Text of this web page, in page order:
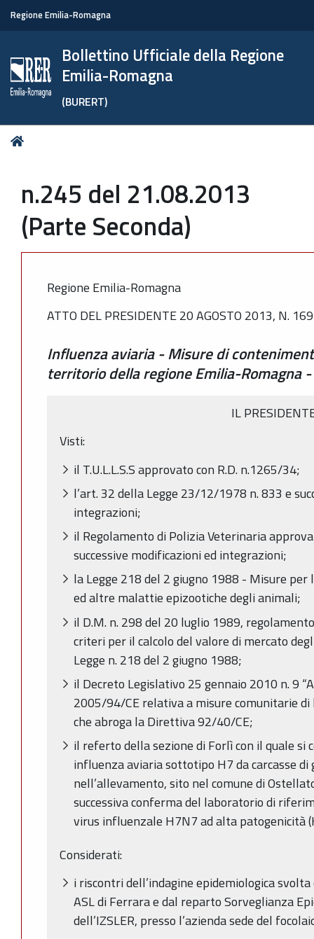
Regione Emilia-Romagna
Bollettino Ufficiale della Regione
Emilia-Romagna
(BURERT)
Tu
n.245 del 21.08.2013
(Parte Seconda)
Regione Emilia-Romagna
ATTO DEL PRESIDENTE 20 AGOSTO 2013, N. 169
Influenza aviaria - Misure di
territorio della regione Emilia-Romagna
IL
Visti:
il T.U.L.L.S.S approvato con R.D. n.1265/34;
l’art. 32 della Legge 23/12/1978 n. 833 e
integrazioni;
il Regolamento di Polizia Veterinaria
successive modificazioni ed integrazioni;
la Legge 218 del 2 giugno 1988 - Misure
ed altre malattie epizootiche degli animali;
il D.M. n. 298 del 20 luglio 1989,
criteri per il calcolo del valore di mercato
Legge n. 218 del 2 giugno 1988;
il Decreto Legislativo 25 gennaio 2010 n. 9
2005/94/CE relativa a misure comunitarie
che abroga la Direttiva 92/40/CE;
il referto della sezione di Forlì con il quale si
influenza aviaria sottotipo H7 da carcasse
nell’allevamento, sito nel comune di
successiva conferma del laboratorio di
virus influenzale H7N7 ad alta patogenicità
Considerati:
i riscontri dell’indagine epidemiologica
ASL di Ferrara e dal reparto Sorveglianza
dell’IZSLER, presso l’azienda sede del